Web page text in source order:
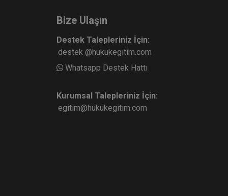
Bize Ulaşın
Destek Talepleriniz İçin:
destek @hukukegitim.com
Whatsapp Destek Hattı
Kurumsal Talepleriniz İçin:
egitim@hukukegitim.com